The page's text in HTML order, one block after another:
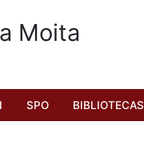
Moita
SPO BIBLIOTECAS